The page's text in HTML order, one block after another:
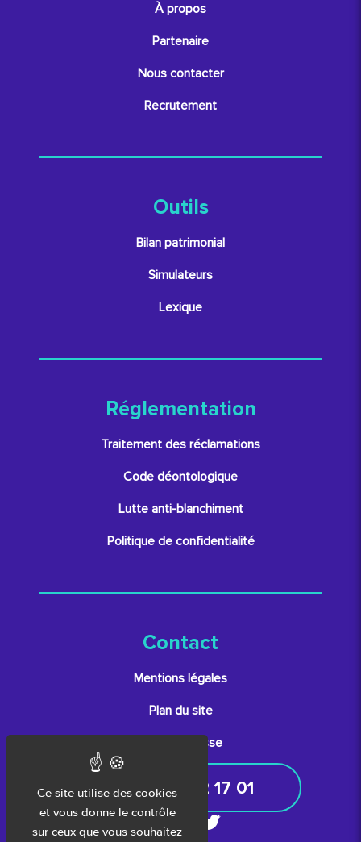
Ce site utilise des cookies
et vous donne le contrôle
sur ceux que vous souhaitez
À propos
Partenaire
Nous contacter
Recrutement
Outils
Bilan patrimonial
Simulateurs
Lexique
Réglementation
Traitement des réclamations
Code déontologique
Lutte anti-blanchiment
Politique de confidentialité
Contact
Mentions légales
Plan du site
Espace presse
05 61 52 17 01